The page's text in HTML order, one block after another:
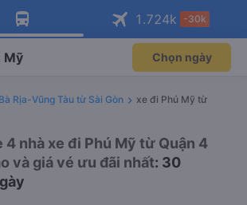
Tải app Vexere ngay!
ưu đãi thành viên độc
Mở app
Tải app Vexere
ghế khi đặt vé máy bay qua
Mở app
1.724k -30k
Mỹ Chọn ngày
Rịa-Vũng Tàu từ Sài Gòn
xe đi Phú Mỹ từ
4 nhà xe đi Phú Mỹ từ Quận 4
và giá vé ưu đãi nhất: 30